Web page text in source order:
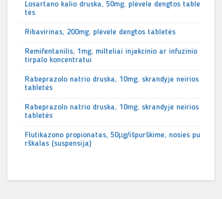
Losartano kalio druska, 50mg, plėvele dengtos table
tės
Ribavirinas, 200mg, plėvele dengtos tabletės
Remifentanilis, 1mg, milteliai injekcinio ar infuzinio
tirpalo koncentratui
Rabeprazolo natrio druska, 10mg, skrandyje neirios
tabletės
Rabeprazolo natrio druska, 10mg, skrandyje neirios
tabletės
Flutikazono propionatas, 50µg/išpurškime, nosies pu
rškalas (suspensija)